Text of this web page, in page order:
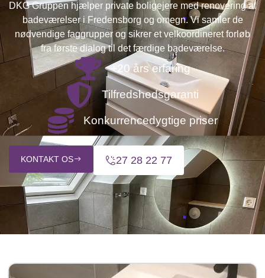
DKG Gruppen hjælper private boligejere med renovering af
badeværelser i Fredensborg og omegn. Vi samler de
nødvendige faggrupper og sikrer et velkoordineret forløb
fra første dialog til det færdige badeværelse.
+20 års erfaring
Tilfredshedsgaranti
Konkurrencedygtige priser
KONTAKT OS 27 28 22 77